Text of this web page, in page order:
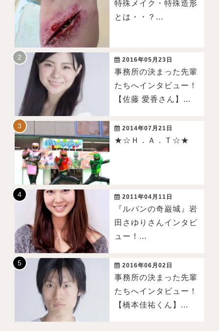
特殊メイク・特殊造形
とは・・？...
2016年05月23日
事務所の決まった先輩
たちへインタビュー！
【佐藤 愛香さん】...
2014年07月21日
★☆Ｈ．Ａ．Ｔ☆★
2011年04月11日
『ルパンの奇巌城』岩
田さゆりさんインタビ
ュー！...
2016年06月02日
事務所の決まった先輩
たちへインタビュー！
【橋本佳祐くん】...